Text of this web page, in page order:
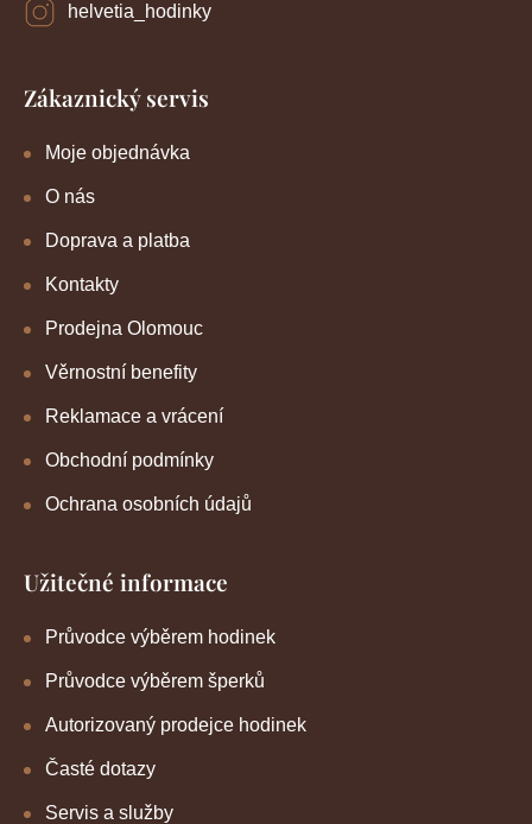
helvetia_hodinky
Zákaznický servis
Moje objednávka
O nás
Doprava a platba
Kontakty
Prodejna Olomouc
Věrnostní benefity
Reklamace a vrácení
Obchodní podmínky
Ochrana osobních údajů
Užitečné informace
Průvodce výběrem hodinek
Průvodce výběrem šperků
Autorizovaný prodejce hodinek
Časté dotazy
Servis a služby